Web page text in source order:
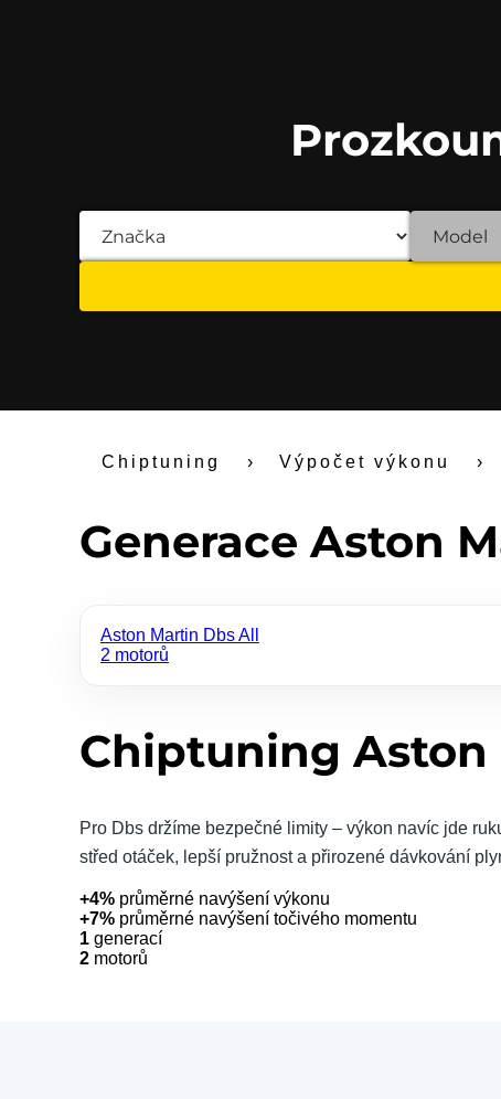
Chiptuning › Výpočet výkonu ›
Generace Aston
Aston Martin Dbs All
2 motorů
Chiptuning
Pro Dbs držíme bezpečné limity – výkon navíc jde
střed otáček, lepší pružnost a přirozené dávkování
+4% průměrné navýšení výkonu
+7% průměrné navýšení točivého momentu
1 generací
2 motorů